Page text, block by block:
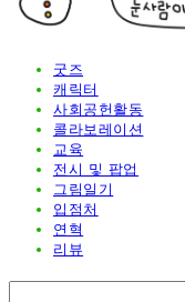
굿즈
캐릭터
사회공헌활동
콜라보레이션
교육
전시 및 팝업
그림일기
입점처
연혁
리뷰